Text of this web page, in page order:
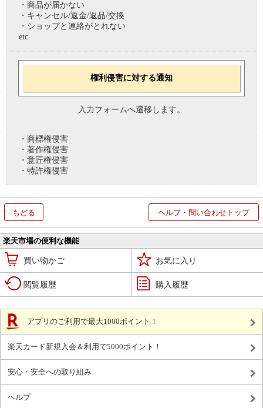
・商品が届かない
・キャンセル/返金/返品/交換
・ショップと連絡がとれない
etc.
権利侵害に対する通知
入力フォームへ遷移します。
・商標権侵害
・著作権侵害
・意匠権侵害
・特許権侵害
もどる ヘルプ・問い合わせトップ
楽天市場の便利な機能
買い物かご お気に入り
閲覧履歴 購入履歴
アプリのご利用で最大1000ポイント！
楽天カード新規入会＆利用で5000ポイント！
安心・安全への取り組み
ヘルプ